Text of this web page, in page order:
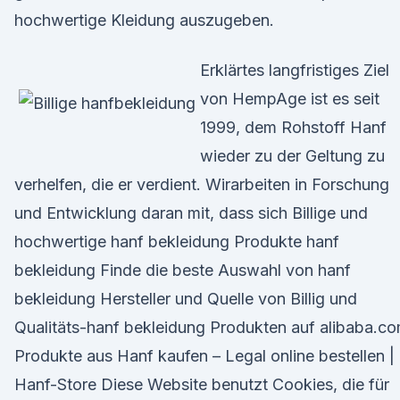
hochwertige Kleidung auszugeben.
Erklärtes langfristiges Ziel
von HempAge ist es seit
1999, dem Rohstoff Hanf
wieder zu der Geltung zu
verhelfen, die er verdient. Wirarbeiten in Forschung
und Entwicklung daran mit, dass sich Billige und
hochwertige hanf bekleidung Produkte hanf
bekleidung Finde die beste Auswahl von hanf
bekleidung Hersteller und Quelle von Billig und
Qualitäts-hanf bekleidung Produkten auf
Produkte aus Hanf kaufen – Legal online bestellen |
Hanf-Store Diese Website benutzt Cookies, die für